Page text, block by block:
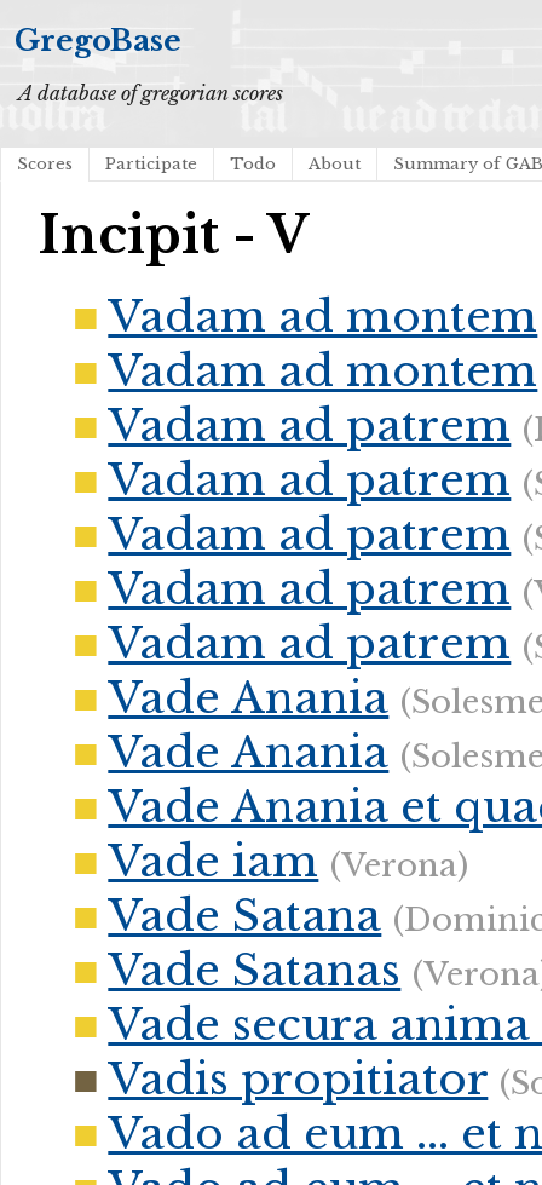
GregoBase
A database of gregorian scores
Scores Participate Todo About Summary of
Incipit - V
Vadam ad montem
Vadam ad montem
Vadam ad patrem
Vadam ad patrem
Vadam ad patrem
Vadam ad patrem
Vadam ad patrem
Vade Anania
Vade Anania
Vade Anania et
Vade iam (Verona)
Vade Satana
Vade Satanas
Vade secura
Vadis propitiator
Vado ad eum ... et